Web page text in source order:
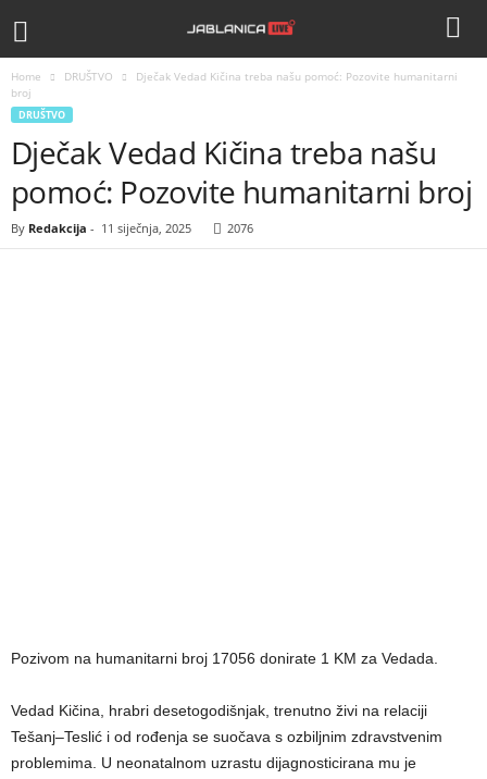
Home DRUŠTVO
Dječak Vedad Kičina treba našu pomoć: Pozovite humanitarni
broj
DRUŠTVO
Dječak Vedad Kičina treba našu
pomoć: Pozovite humanitarni broj
By Redakcija - 11 siječnja, 2025 2076
Pozivom na humanitarni broj 17056 donirate 1 KM za Vedada.
Vedad Kičina, hrabri desetogodišnjak, trenutno živi na relaciji
Tešanj–Teslić i od rođenja se suočava s ozbiljnim zdravstvenim
problemima. U neonatalnom uzrastu dijagnosticirana mu je